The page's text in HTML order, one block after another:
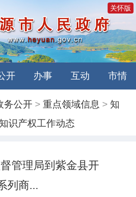
关怀版
开 办事 互动 市情
务公开 >重点领域信息 >知
识产权工作动态
管理局到紫金县开
列商...